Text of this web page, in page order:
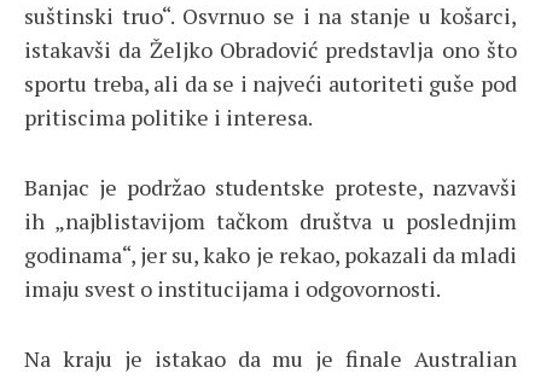
suštinski truo“. Osvrnuo se i na stanje u košarci,
istakavši da Željko Obradović predstavlja ono što
sportu treba, ali da se i najveći autoriteti guše pod
pritiscima politike i interesa.
Banjac je podržao studentske proteste, nazvavši
ih „najblistavijom tačkom društva u poslednjim
godinama“, jer su, kako je rekao, pokazali da mladi
imaju svest o institucijama i odgovornosti.
Na kraju je istakao da mu je finale Australian